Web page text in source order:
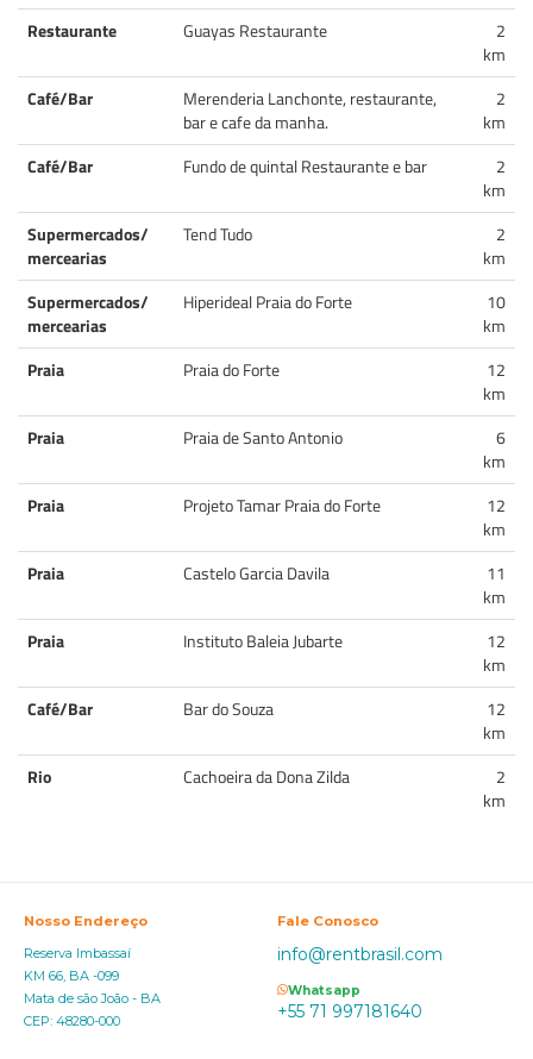
Restaurante
Guayas Restaurante
2
km
Café/Bar
Merenderia Lanchonte, restaurante,
bar e cafe da manha.
2
km
Café/Bar
Fundo de quintal Restaurante e bar
2
km
Supermercados/
mercearias
Tend Tudo
2
km
Supermercados/
mercearias
Hiperideal Praia do Forte
10
km
Praia
Praia do Forte
12
km
Praia
Praia de Santo Antonio
6
km
Praia
Projeto Tamar Praia do Forte
12
km
Praia
Castelo Garcia Davila
11
km
Praia
Instituto Baleia Jubarte
12
km
Café/Bar
Bar do Souza
12
km
Rio
Cachoeira da Dona Zilda
2
km
Nosso Endereço
Reserva Imbassaí
KM 66, BA -099
Mata de são João - BA
CEP: 48280-000
Fale Conosco
info@rentbrasil.com
Whatsapp
+55 71 997181640